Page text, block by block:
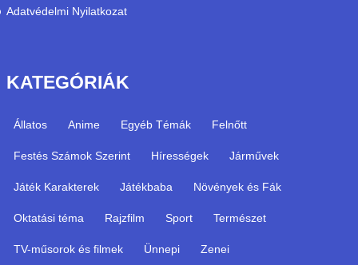
Adatvédelmi Nyilatkozat
KATEGÓRIÁK
Állatos Anime Egyéb Témák Felnőtt
Festés Számok Szerint Hírességek Járművek
Játék Karakterek Játékbaba Növények és Fák
Oktatási téma Rajzfilm Sport Természet
TV-műsorok és filmek Ünnepi Zenei